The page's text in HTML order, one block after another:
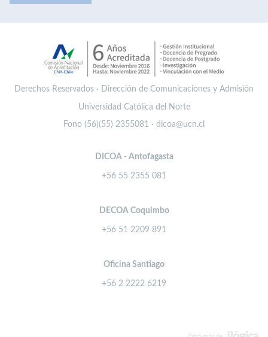
Derechos Reservados · Dirección de Comunicaciones y Admisión
Universidad Católica del Norte
Fono (56)(55) 2355081 · dicoa@ucn.cl
DICOA - Antofagasta
+56 55 2355 081
DECOA Coquimbo
+56 51 2209 891
Oficina Santiago
+56 2 2222 6219